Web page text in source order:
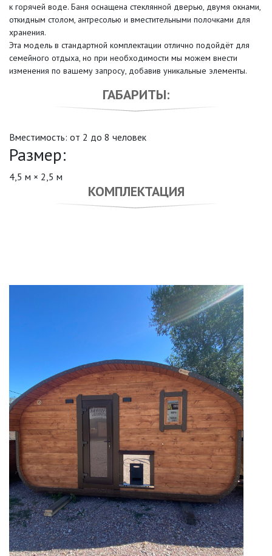
к горячей воде. Баня оснащена стеклянной дверью, двумя окнами,
откидным столом, антресолью и вместительными полочками для
хранения.
Эта модель в стандартной комплектации отлично подойдёт для
семейного отдыха, но при необходимости мы можем внести
изменения по вашему запросу, добавив уникальные элементы.
ГАБАРИТЫ:
Вместимость: от 2 до 8 человек
Размер:
4,5 м × 2,5 м
КОМПЛЕКТАЦИЯ